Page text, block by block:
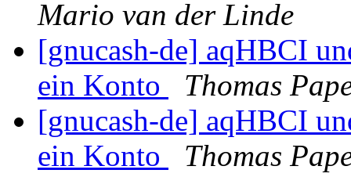
Mario van der Linde
[gnucash-de] aqHBCI
ein Konto
Thomas
[gnucash-de] aqHBCI
ein Konto
Thomas